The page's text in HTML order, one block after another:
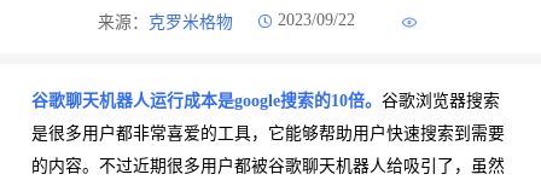
来源： 克罗米格物 2023/09/22
谷歌聊天机器人运行成本是google搜索的10倍。 谷歌浏览器搜索
是很多用户都非常喜爱的工具，它能够帮助用户快速搜索到需要
的内容。不过近期很多用户都被谷歌聊天机器人给吸引了，虽然